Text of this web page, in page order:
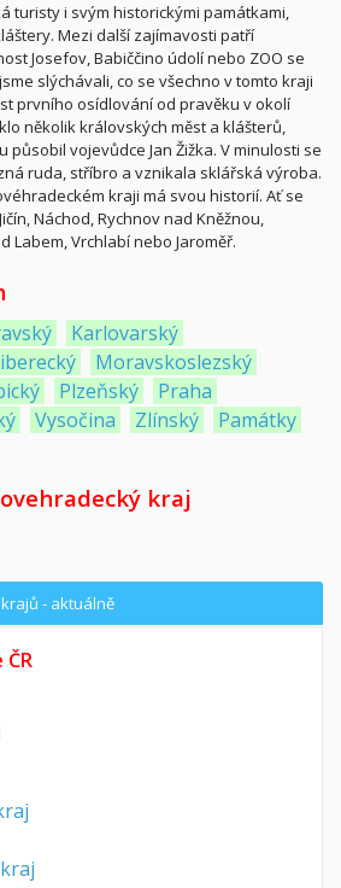
turisty i svým historickými památkami,
Mezi další zajímavosti patří
Josefov, Babiččino údolí nebo ZOO se
slýchávali, co se všechno v tomto kraji
prvního osídlování od pravěku v okolí
několik královských měst a klášterů,
působil vojevůdce Jan Žižka. V minulosti se
ruda, stříbro a vznikala sklářská výroba.
kraji má svou historií. Ať se
Náchod, Rychnov nad Kněžnou,
Labem, Vrchlabí nebo Jaroměř.
Karlovarský
Moravskoslezský
Plzeňský
Praha
Vysočina Zlínský Památky
kraj
- aktuálně